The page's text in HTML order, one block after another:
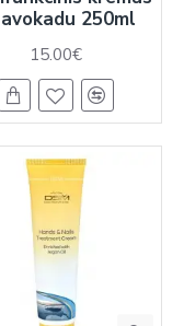
250ml
15.00€